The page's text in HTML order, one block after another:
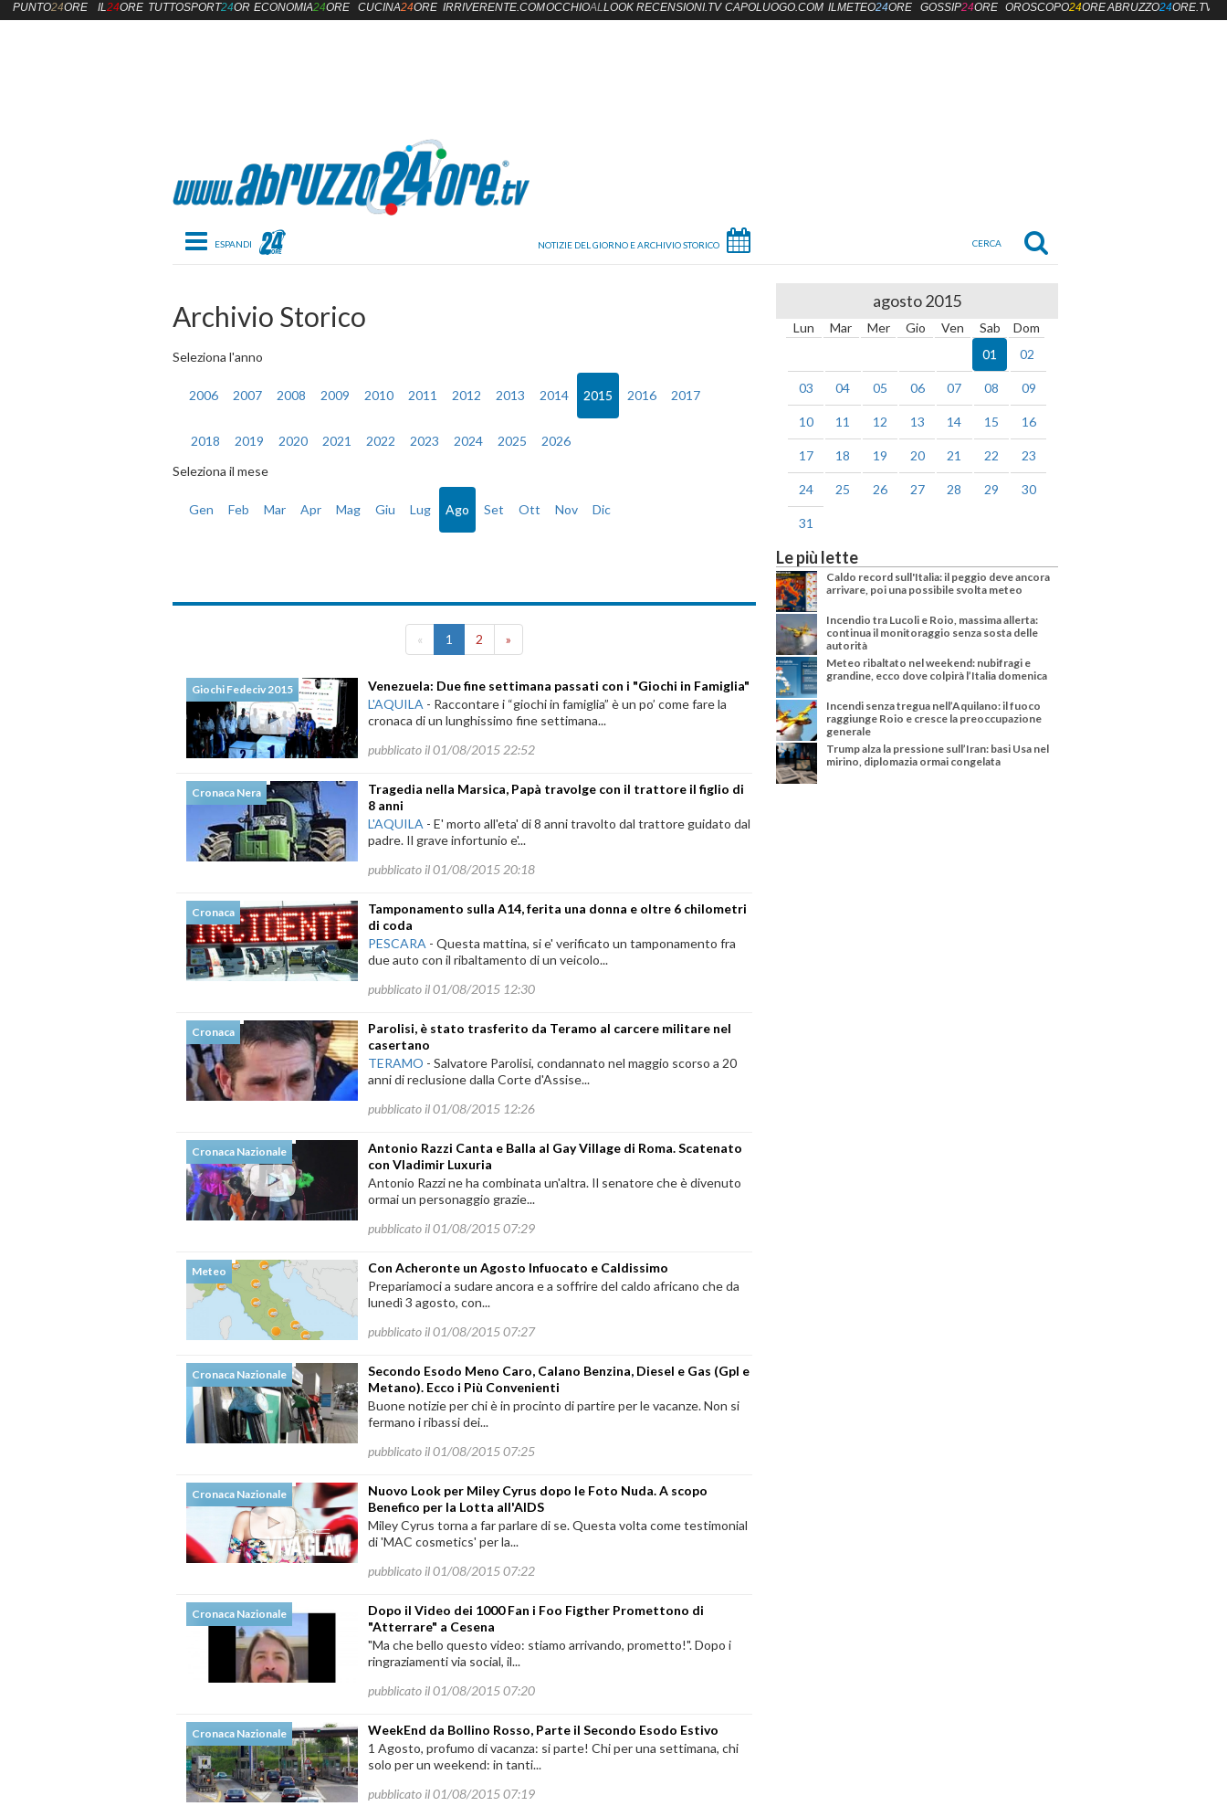
Toggle navigation
Archivio Storico
Seleziona l'anno
2006 2007 2008 2009 2010 2011 2012 2013 2014 2015 2016 2017
2018 2019 2020 2021 2022 2023 2024 2025
2026
Seleziona il mese
Gen Feb Mar Apr Mag Giu Lug Ago Set Ott Nov Dic
« 1 2 »
Giochi Fedeciv 2015
Venezuela: Due fine settimana passati con i "Giochi in Famiglia"
L'AQUILA - Raccontare i “giochi in famiglia” è un po’ come fare la
cronaca di un lunghissimo fine settimana...
pubblicato il 01/08/2015 22:52
Cronaca Nera
Tragedia nella Marsica, Papà travolge con il trattore il figlio di
8 anni
L'AQUILA - E' morto all'eta' di 8 anni travolto dal trattore guidato dal
padre. Il grave infortunio e'...
pubblicato il 01/08/2015 20:18
Cronaca
Tamponamento sulla A14, ferita una donna e oltre 6 chilometri
di coda
PESCARA - Questa mattina, si e' verificato un tamponamento fra
due auto con il ribaltamento di un veicolo...
pubblicato il 01/08/2015 12:30
Cronaca
Parolisi, è stato trasferito da Teramo al carcere militare nel
casertano
TERAMO - Salvatore Parolisi, condannato nel maggio scorso a 20
anni di reclusione dalla Corte d'Assise...
pubblicato il 01/08/2015 12:26
Cronaca Nazionale
Antonio Razzi Canta e Balla al Gay Village di Roma. Scatenato
con Vladimir Luxuria
Antonio Razzi ne ha combinata un'altra. Il senatore che è divenuto
ormai un personaggio grazie...
pubblicato il 01/08/2015 07:29
Meteo
Con Acheronte un Agosto Infuocato e Caldissimo
Prepariamoci a sudare ancora e a soffrire del caldo africano che da
lunedì 3 agosto, con...
pubblicato il 01/08/2015 07:27
Cronaca Nazionale
Secondo Esodo Meno Caro, Calano Benzina, Diesel e Gas (Gpl e
Metano). Ecco i Più Convenienti
Buone notizie per chi è in procinto di partire per le vacanze. Non si
fermano i ribassi dei...
pubblicato il 01/08/2015 07:25
Cronaca Nazionale
Nuovo Look per Miley Cyrus dopo le Foto Nuda. A scopo
Benefico per la Lotta all'AIDS
Miley Cyrus torna a far parlare di se. Questa volta come testimonial
di 'MAC cosmetics' per la...
pubblicato il 01/08/2015 07:22
Cronaca Nazionale
Dopo il Video dei 1000 Fan i Foo Figther Promettono di
"Atterrare" a Cesena
"Ma che bello questo video: stiamo arrivando, prometto!". Dopo i
ringraziamenti via social, il...
pubblicato il 01/08/2015 07:20
Cronaca Nazionale
WeekEnd da Bollino Rosso, Parte il Secondo Esodo Estivo
1 Agosto, profumo di vacanza: si parte! Chi per una settimana, chi
solo per un weekend: in tanti...
pubblicato il 01/08/2015 07:19
agosto 2015
Lun Mar Mer Gio Ven Sab
Dom
01
02
03 04 05 06 07 08 09
10 11 12 13 14 15 16
17 18 19 20 21 22 23
24 25 26 27 28 29 30
31
Le più lette
Caldo record sull'Italia: il peggio deve ancora
arrivare, poi una possibile svolta meteo
Incendio tra Lucoli e Roio, massima allerta:
continua il monitoraggio senza sosta delle
autorità
Meteo ribaltato nel weekend: nubifragi e
grandine, ecco dove colpirà l’Italia domenica
Incendi senza tregua nell’Aquilano: il fuoco
raggiunge Roio e cresce la preoccupazione
generale
Trump alza la pressione sull’Iran: basi Usa nel
mirino, diplomazia ormai congelata
PUNTO24ORE IL24ORE TUTTOSPORT24OREECONOMIA24ORE CUCINA24ORE IRRIVERENTE.COMOCCHIOALLOOK RECENSIONI.TV CAPOLUOGO.COM ILMETEO24ORE GOSSIP24ORE OROSCOPO24OREABRUZZO24ORE.TV